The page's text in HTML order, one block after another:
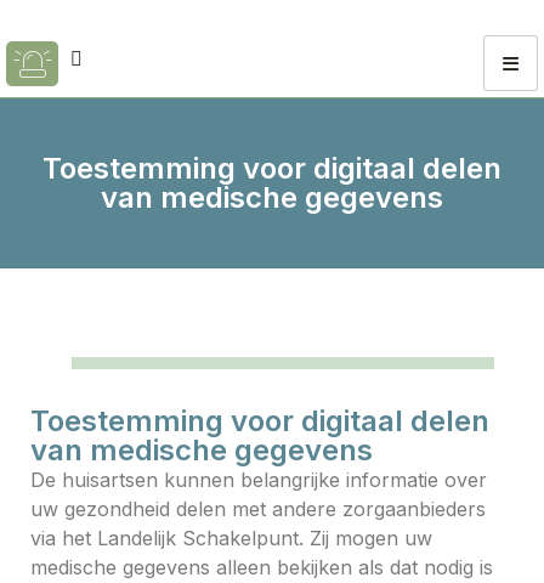
Toestemming voor digitaal delen
van medische gegevens
Toestemming voor digitaal delen
van medische gegevens
De huisartsen kunnen belangrijke informatie over
uw gezondheid delen met andere zorgaanbieders
via het Landelijk Schakelpunt. Zij mogen uw
medische gegevens alleen bekijken als dat nodig is